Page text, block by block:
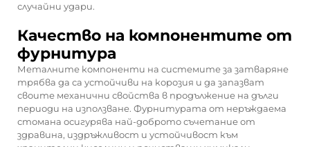
случайни удари.
Качество на компонентите от
фурнитура
Металните компоненти на системите за затваряне
трябва да са устойчиви на корозия и да запазват
своите механични свойства в продължение на дълги
периоди на използване. Фурнитурата от неръждаема
стомана осигурява най-доброто съчетание от
здравина, издръжливост и устойчивост към